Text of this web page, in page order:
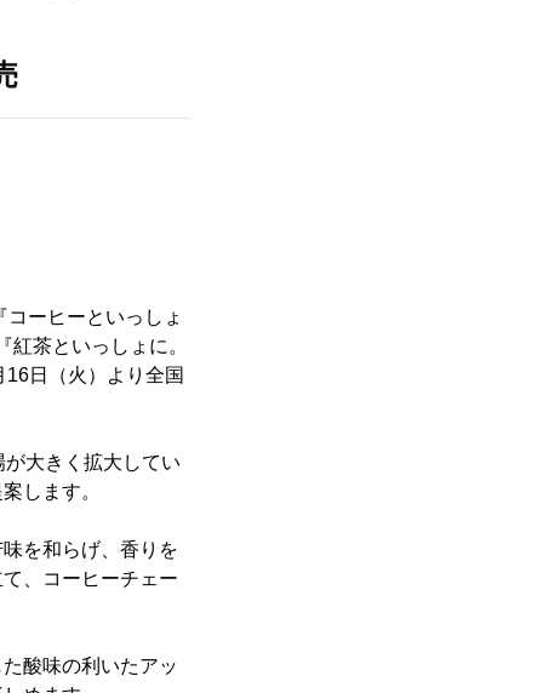
ーヒーといっしょ
茶といっしょに。
日（火）より全国
大きく拡大してい
します。
を和らげ、香りを
、コーヒーチェー
酸味の利いたアッ